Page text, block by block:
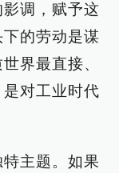
调，赋予这
的劳动是谋
界最直接、
对工业时代
主题。如果